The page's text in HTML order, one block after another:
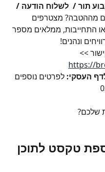
תור /  לשלוח הודעה /
מההטבה? מצטרפים
התחייבות, ממלאים מספר
ונהנים!
>>
https://
העסקי: לפרטים נוספים
שלכם?
10: הוספת טקסט לתוכן